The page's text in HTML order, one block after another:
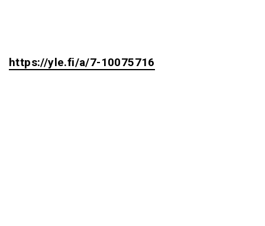
https://yle.fi/a/7-10075716